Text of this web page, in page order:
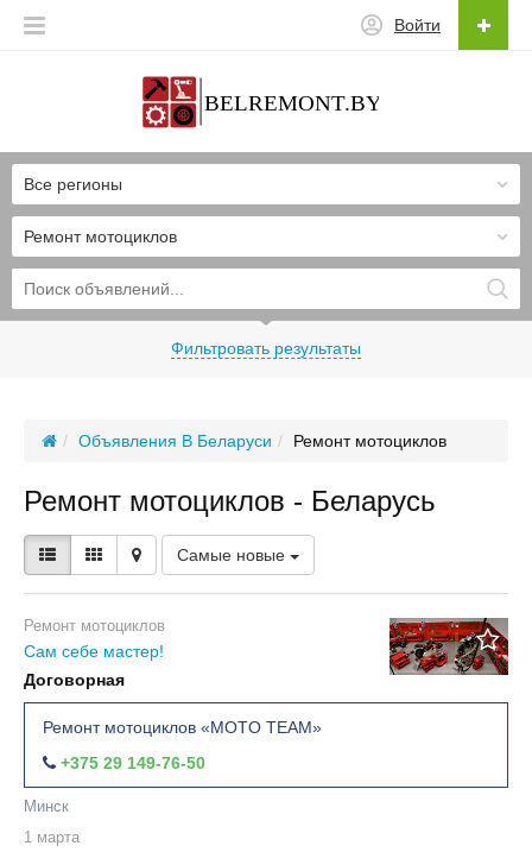
Войти
Ремонт мотоциклов
Все регионы
Фильтровать результаты
Объявления В Беларуси Ремонт мотоциклов
Ремонт мотоциклов - Беларусь
Самые новые
Ремонт мотоциклов
Сам себе мастер!
Договорная
Ремонт мотоциклов «MOTO TEAM»
+375 29 149-76-50
Минск
1 марта